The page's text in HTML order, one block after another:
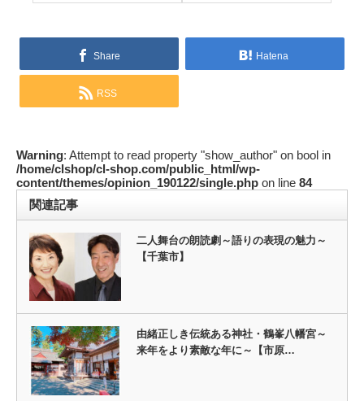
Share Hatena
RSS
Warning: Attempt to read property "show_author" on bool in
/home/clshop/cl-shop.com/public_html/wp-
content/themes/opinion_190122/single.php on line 84
関連記事
二人舞台の朗読劇～語りの表現の魅力～
【千葉市】
由緒正しき伝統ある神社・鶴峯八幡宮～
来年をより素敵な年に～【市原…